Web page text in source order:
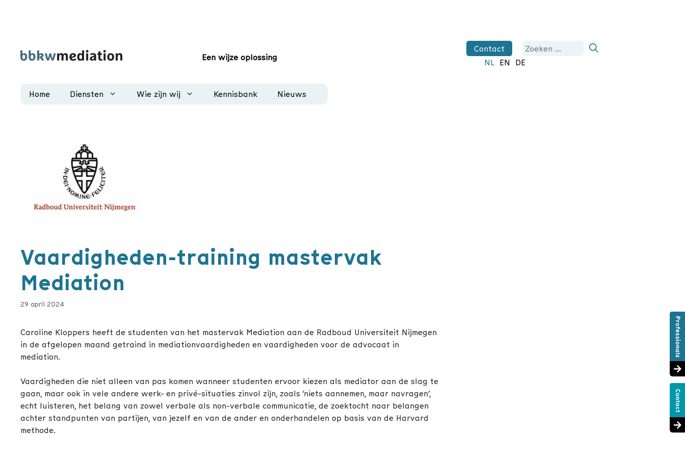
Een wijze oplossing
Contact
Zoek
naar:
NL EN DE
Home Diensten Wie zijn wij Kennisbank Nieuws
Vaardigheden-training mastervak
Mediation
29 april 2024
Caroline Kloppers heeft de studenten van het mastervak Mediation aan de Radboud Universiteit Nijmegen
in de afgelopen maand getraind in mediationvaardigheden en vaardigheden voor de advocaat in
mediation.
Vaardigheden die niet alleen van pas komen wanneer studenten ervoor kiezen als mediator aan de slag te
gaan, maar ook in vele andere werk- en privé-situaties zinvol zijn, zoals ‘niets aannemen, maar navragen’,
echt luisteren, het belang van zowel verbale als non-verbale communicatie, de zoektocht naar belangen
achter standpunten van partijen, van jezelf en van de ander en onderhandelen op basis van de Harvard
methode.